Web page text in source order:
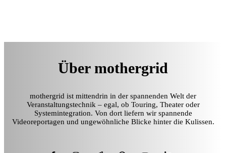
Über mothergrid
mothergrid ist mittendrin in der spannenden Welt der
Veranstaltungstechnik – egal, ob Touring, Theater oder
Systemintegration. Von dort liefern wir spannende
Videoreportagen und ungewöhnliche Blicke hinter die Kulissen.